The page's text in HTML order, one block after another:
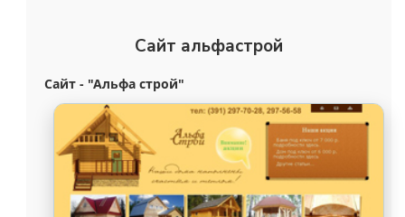
Сайт альфастрой
Сайт - "Альфа строй"